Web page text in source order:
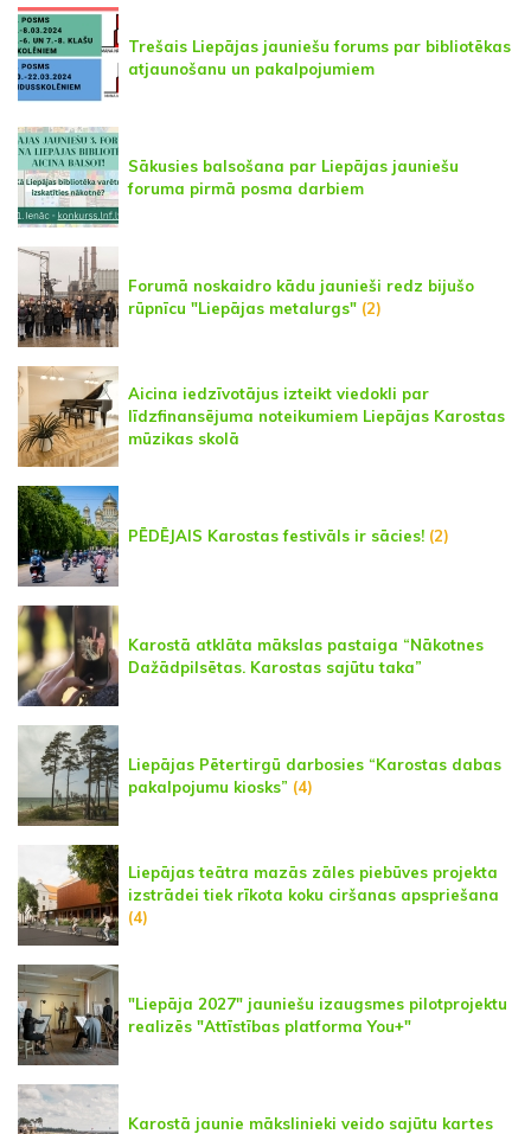
Trešais Liepājas jauniešu forums par bibliotēkas
atjaunošanu un pakalpojumiem
Sākusies balsošana par Liepājas jauniešu
foruma pirmā posma darbiem
Forumā noskaidro kādu jaunieši redz bijušo
rūpnīcu "Liepājas metalurgs" (2)
Aicina iedzīvotājus izteikt viedokli par
līdzfinansējuma noteikumiem Liepājas Karostas
mūzikas skolā
PĒDĒJAIS Karostas festivāls ir sācies! (2)
Karostā atklāta mākslas pastaiga “Nākotnes
Dažādpilsētas. Karostas sajūtu taka”
Liepājas Pētertirgū darbosies “Karostas dabas
pakalpojumu kiosks” (4)
Liepājas teātra mazās zāles piebūves projekta
izstrādei tiek rīkota koku ciršanas apspriešana
(4)
"Liepāja 2027" jauniešu izaugsmes pilotprojektu
realizēs "Attīstības platforma You+"
Karostā jaunie mākslinieki veido sajūtu kartes